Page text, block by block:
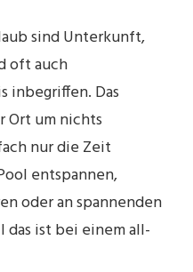
sind Unterkunft,
oft auch
inbegriffen. Das
Ort um nichts
nur die Zeit
entspannen,
oder an spannenden
ist bei einem all-